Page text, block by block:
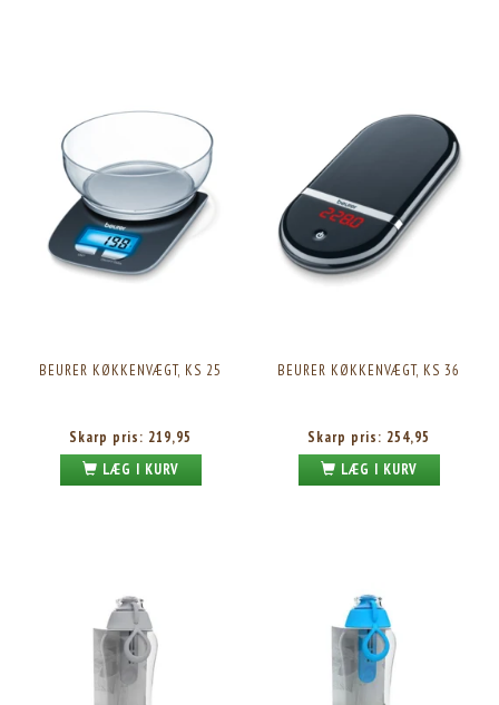
BEURER KØKKENVÆGT, KS 25
Skarp pris: 219,95
LÆG I KURV
BEURER KØKKENVÆGT, KS 36
Skarp pris: 254,95
LÆG I KURV